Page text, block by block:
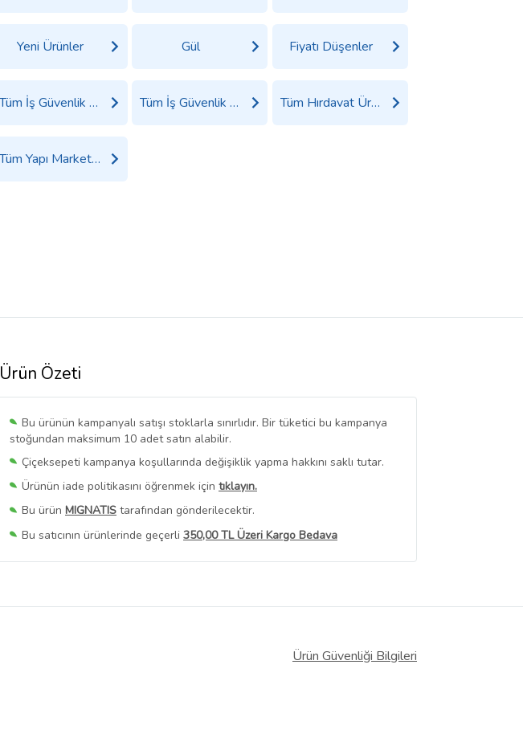
Yeni Ürünler Gül Fiyatı Düşenler
Tüm İş Güvenlik Malzemeleri Ürünleri Tüm İş Güvenlik Ürünleri Ürünleri Tüm Hırdavat Ürünleri
Tüm Yapı Market Ürünleri
Ürün Özeti
Bu ürünün kampanyalı satışı stoklarla sınırlıdır. Bir tüketici bu kampanya
stoğundan maksimum 10 adet satın alabilir.
Çiçeksepeti kampanya koşullarında değişiklik yapma hakkını saklı tutar.
Ürünün iade politikasını öğrenmek için tıklayın.
Bu ürün MIGNATIS tarafından gönderilecektir.
Bu satıcının ürünlerinde geçerli 350,00 TL Üzeri Kargo Bedava
Bu SatıcınınTüm Ürünlerini Görüntüle
Ürün Güvenliği Bilgileri